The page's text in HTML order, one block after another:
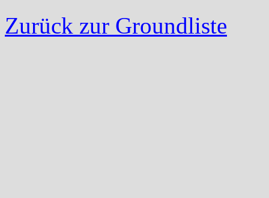
Zurück zur Groundliste